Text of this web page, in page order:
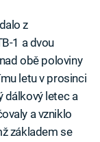
z
1 a dvou
obě poloviny
letu v prosinci
dálkový letec a
a vzniklo
základem se